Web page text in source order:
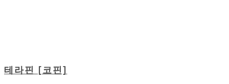
테라핀 [코핀]